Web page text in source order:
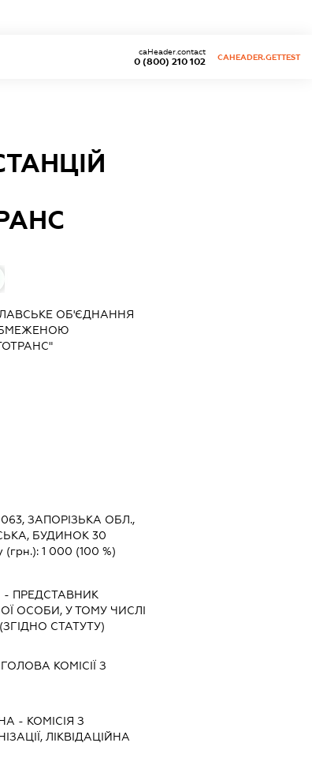
0 (800) 210 102
caHeader.contact
CAHEADER.GETTEST
ОБ'ЄДНАННЯ
ЗАПОРІЗЬКА ОБЛ.,
БУДИНОК 30
(грн.): 1 000 (100 %)
- ПРЕДСТАВНИК
ОСОБИ, У ТОМУ ЧИСЛІ
СТАТУТУ)
ГОЛОВА КОМІСІЇ З
- КОМІСІЯ З
ЛІКВІДАЦІЙНА